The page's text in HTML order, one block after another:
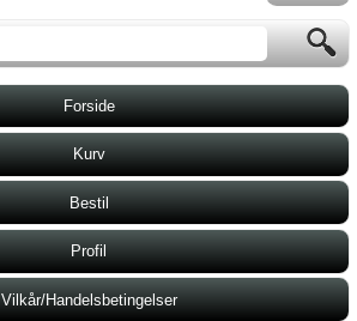
Forside
Kurv
Bestil
Profil
Vilkår/Handelsbetingelser